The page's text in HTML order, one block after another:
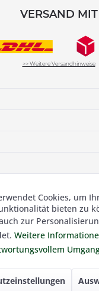
VERSAND MIT
>> Weitere Versandhinweise
Schockmann
MwSt und zzgl.
Cookies, um
bieten zu
zur
Weitere